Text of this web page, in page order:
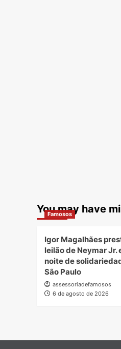
You may have
Famosos
Igor Magalhães
leilão de Neymar Jr.
noite de
São Paulo
assessoriadefamosos
6 de agosto de 2026